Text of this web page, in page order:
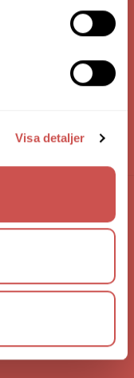
Visa detaljer